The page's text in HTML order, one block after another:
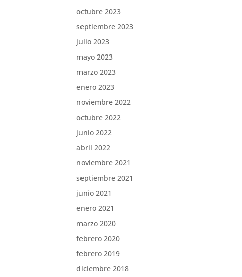
octubre 2023
septiembre 2023
julio 2023
mayo 2023
marzo 2023
enero 2023
noviembre 2022
octubre 2022
junio 2022
abril 2022
noviembre 2021
septiembre 2021
junio 2021
enero 2021
marzo 2020
febrero 2020
febrero 2019
diciembre 2018